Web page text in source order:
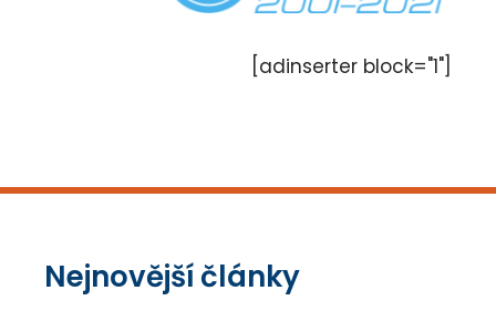
[adinserter block="1"]
Nejnovější články